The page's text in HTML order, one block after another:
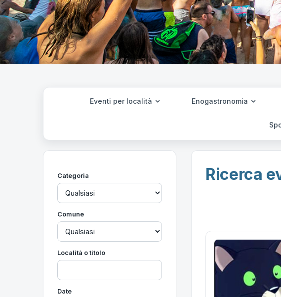
Eventi per località Enogastronomia
Categoria
Comune
Località o titolo
Date
Ricerca